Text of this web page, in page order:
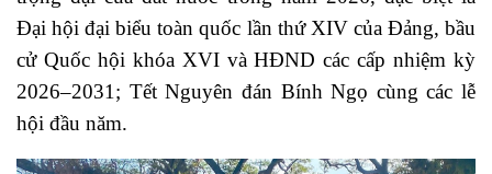
Đại hội đại biểu toàn quốc lần thứ XIV của Đảng, bầu
cử Quốc hội khóa XVI và HĐND các cấp nhiệm kỳ
2026–2031; Tết Nguyên đán Bính Ngọ cùng các lễ
hội đầu năm.